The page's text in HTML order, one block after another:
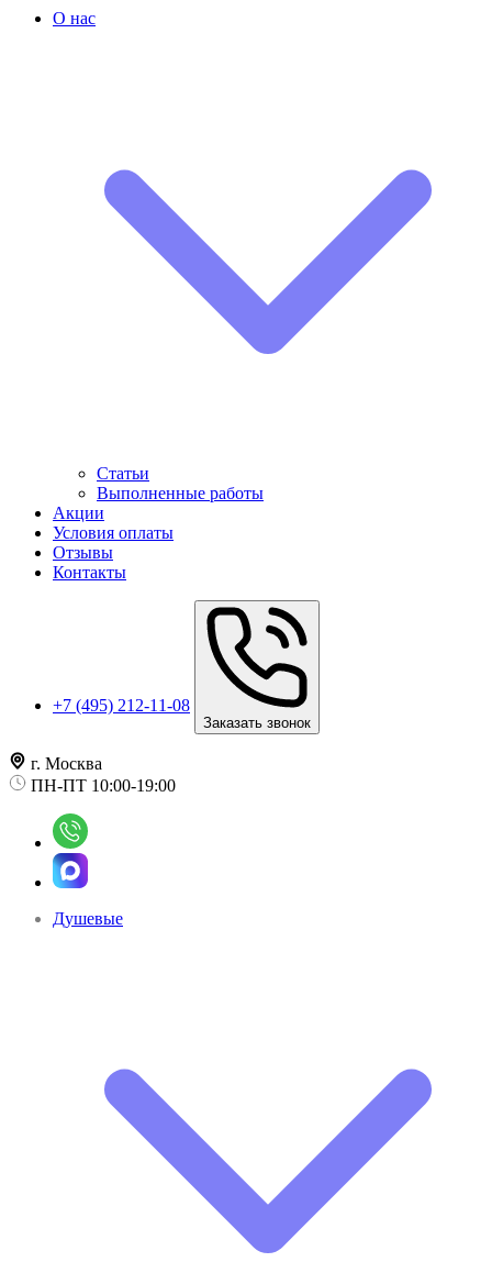
О нас
Статьи
Выполненные работы
Акции
Условия оплаты
Отзывы
Контакты
+7 (495) 212-11-08
Заказать звонок
г. Москва
ПН-ПТ 10:00-19:00
Душевые